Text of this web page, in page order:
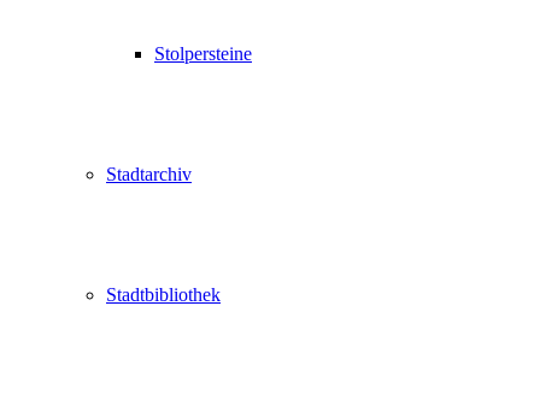
Stolpersteine
Stadtarchiv
Stadtbibliothek